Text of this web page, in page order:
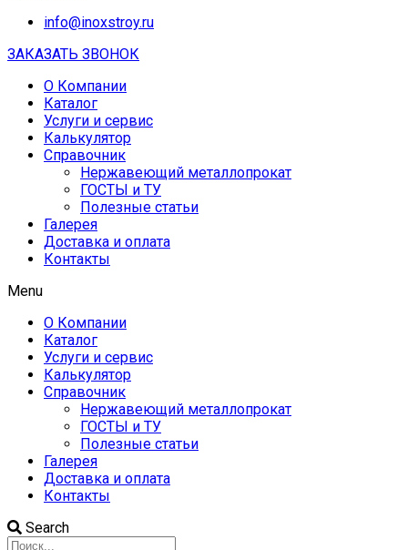
info@inoxstroy.ru
ЗАКАЗАТЬ ЗВОНОК
О Компании
Каталог
Услуги и сервис
Калькулятор
Справочник
Нержавеющий металлопрокат
ГОСТЫ и ТУ
Полезные статьи
Галерея
Доставка и оплата
Контакты
Menu
О Компании
Каталог
Услуги и сервис
Калькулятор
Справочник
Нержавеющий металлопрокат
ГОСТЫ и ТУ
Полезные статьи
Галерея
Доставка и оплата
Контакты
Search